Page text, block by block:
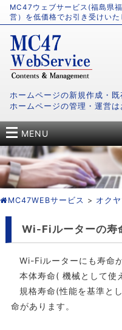
MC47ウェブサービス(福島県
営）を低価格でお引き受けいた
ホームページの新規作成・
ホームページの管理・運営は
MENU
MC47WEBサービス > オク
Wi-Fiルーターの寿
Wi-Fiルーターにも寿命
本体寿命( 機械として使
規格寿命(性能を基準と
命があります。